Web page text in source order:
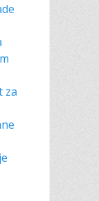
za